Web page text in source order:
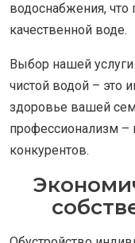
водоснабжения, что
качественной воде.
Выбор нашей
чистой водой – это
здоровье вашей
профессионализм –
конкурентов.